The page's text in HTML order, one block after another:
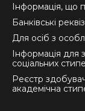
Інформація, що
Банківські
Для осіб з
Інформація для
соціальних
Реєстр
академічна